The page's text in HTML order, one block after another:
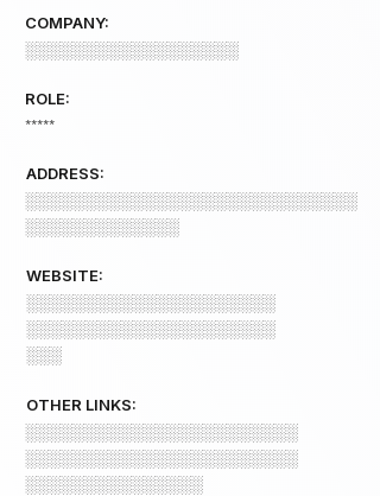
COMPANY:
░░░░░░░░░░░░░░░░░░
ROLE:
*****
ADDRESS:
░░░░░░░░░░░░░░░░░░░░░░░░░░░░
░░░░░░░░░░░░░
WEBSITE:
░░░░░░░░░░░░░░░░░░░░░
░░░░░░░░░░░░░░░░░░░░░
░░░
OTHER LINKS:
░░░░░░░░░░░░░░░░░░░░░░░
░░░░░░░░░░░░░░░░░░░░░░░
░░░░░░░░░░░░░░░